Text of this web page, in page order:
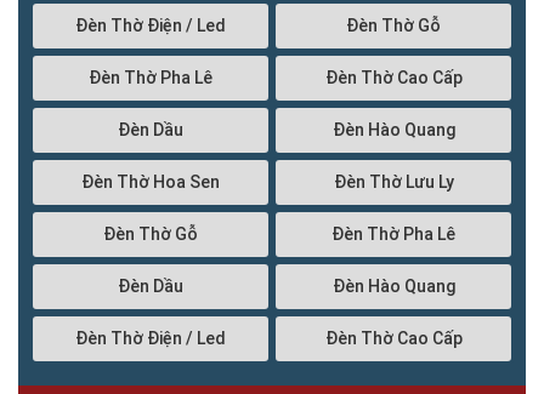
Đèn Thờ Điện / Led Đèn Thờ Gỗ
Đèn Thờ Pha Lê Đèn Thờ Cao Cấp
Đèn Dầu Đèn Hào Quang
Đèn Thờ Hoa Sen Đèn Thờ Lưu Ly
Đèn Thờ Gỗ Đèn Thờ Pha Lê
Đèn Dầu Đèn Hào Quang
Đèn Thờ Điện / Led Đèn Thờ Cao Cấp